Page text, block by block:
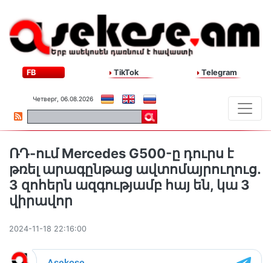
FB TikTok Telegram
Четверг, 06.08.2026
ՌԴ-ում Mercedes G500-ը դուրս է
թռել արագընթաց ավտոմայրուղուց․
3 զոհերն ազգությամբ հայ են, կա 3
վիրավոր
2024-11-18 22:16:00